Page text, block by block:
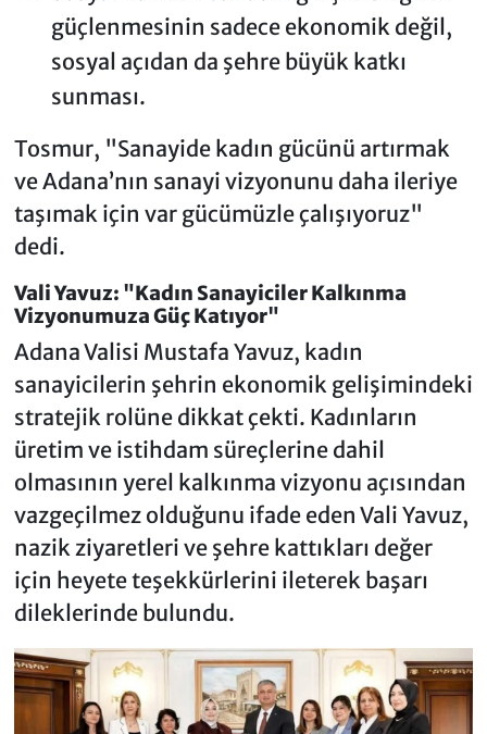
güçlenmesinin sadece ekonomik değil,
sosyal açıdan da şehre büyük katkı
sunması.
Tosmur, "Sanayide kadın gücünü artırmak
ve Adana’nın sanayi vizyonunu daha ileriye
taşımak için var gücümüzle çalışıyoruz"
dedi.
Vali Yavuz: "Kadın Sanayiciler Kalkınma
Vizyonumuza Güç Katıyor"
Adana Valisi Mustafa Yavuz, kadın
sanayicilerin şehrin ekonomik gelişimindeki
stratejik rolüne dikkat çekti. Kadınların
üretim ve istihdam süreçlerine dahil
olmasının yerel kalkınma vizyonu açısından
vazgeçilmez olduğunu ifade eden Vali Yavuz,
nazik ziyaretleri ve şehre kattıkları değer
için heyete teşekkürlerini ileterek başarı
dileklerinde bulundu.